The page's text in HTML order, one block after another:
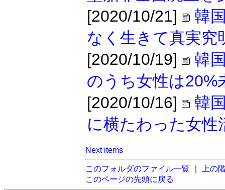
[2020/10/21]
韓
なく生きて真実究
[2020/10/19]
韓
のうち女性は20%
[2020/10/16]
韓
に横たわった女性
Next items
このフォルダのファイル一覧
上の
このページの先頭に戻る